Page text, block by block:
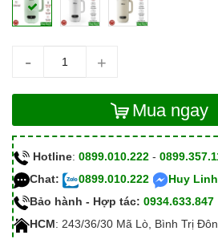
- +
Mua ngay
Hotline: 0899.010.222 -
Chat:
0899.010.222
Huy Linh
Bảo hành - Hợp tác: 0934.633.847
HCM: 243/36/30 Mã Lò, Bình Trị